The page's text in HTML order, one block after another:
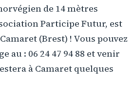
de 14 mètres
Participe Futur, est
(Brest) ! Vous pouvez
au : 06 24 47 94 88 et venir
à Camaret quelques